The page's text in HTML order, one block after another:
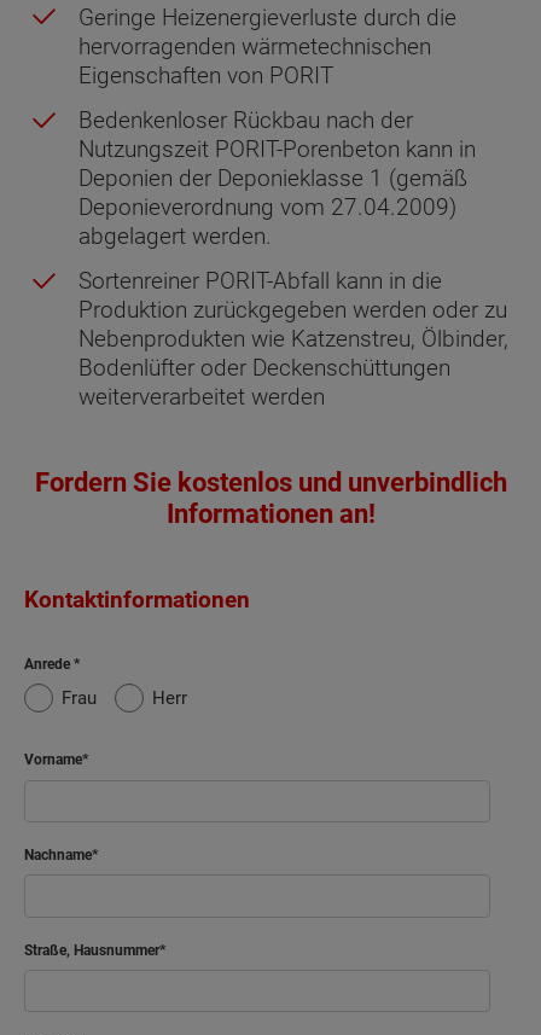
Geringe Heizenergieverluste durch die
hervorragenden wärmetechnischen
Eigenschaften von PORIT
Bedenkenloser Rückbau nach der
Nutzungszeit PORIT-Porenbeton kann in
Deponien der Deponieklasse 1 (gemäß
Deponieverordnung vom 27.04.2009)
abgelagert werden.
Sortenreiner PORIT-Abfall kann in die
Produktion zurückgegeben werden oder zu
Nebenprodukten wie Katzenstreu, Ölbinder,
Bodenlüfter oder Deckenschüttungen
weiterverarbeitet werden
Fordern Sie kostenlos und unverbindlich
Informationen an!
Kontaktinformationen
Anrede
Frau Herr
Vorname
Nachname
Straße, Hausnummer